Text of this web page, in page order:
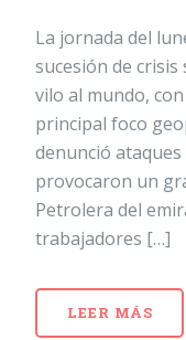
La jornada del
sucesión de
vilo al mundo,
principal foco
denunció
provocaron un
Petrolera del
trabajadores […]
LEER MÁS